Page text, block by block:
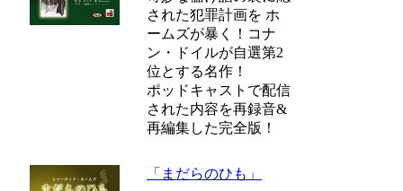
された犯罪計画を ホ
ームズが暴く！コナ
ン・ドイルが自選第2
位とする名作！
ポッドキャストで配信
された内容を再録音&
再編集した完全版！
「まだらのひも」